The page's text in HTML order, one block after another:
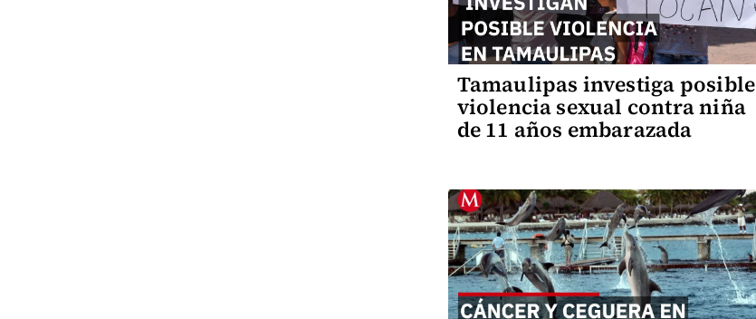
Tamaulipas investiga posible
violencia sexual contra niña
de 11 años embarazada